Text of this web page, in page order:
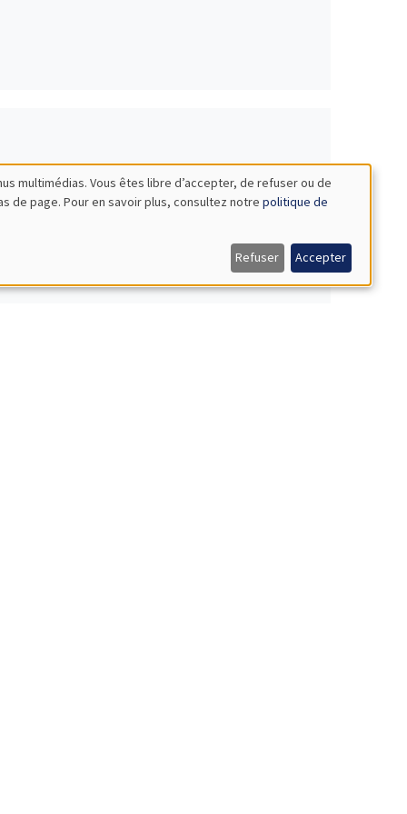
multimédias. Vous êtes libre d’accepter, de refuser ou de
de page. Pour en savoir plus, consultez notre politique de
Refuser Accepter